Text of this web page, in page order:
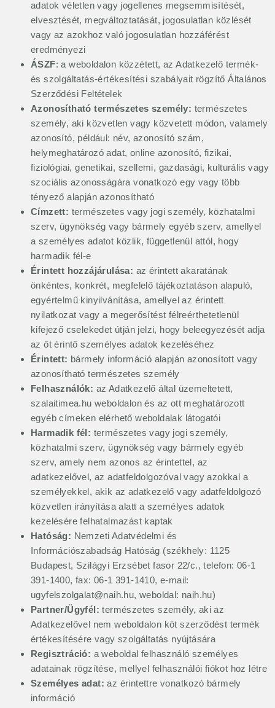
adatok véletlen vagy jogellenes megsemmisítését,
elvesztését, megváltoztatását, jogosulatlan közlését
vagy az azokhoz való jogosulatlan hozzáférést
eredményezi
ÁSZF: a weboldalon közzétett, az Adatkezelő termék-
és szolgáltatás-értékesítési szabályait rögzítő Általános
Szerződési Feltételek
Azonosítható természetes személy: természetes
személy, aki közvetlen vagy közvetett módon, valamely
azonosító, például: név, azonosító szám,
helymeghatározó adat, online azonosító, fizikai,
fiziológiai, genetikai, szellemi, gazdasági, kulturális vagy
szociális azonosságára vonatkozó egy vagy több
tényező alapján azonosítható
Címzett: természetes vagy jogi személy, közhatalmi
szerv, ügynökség vagy bármely egyéb szerv, amellyel
a személyes adatot közlik, függetlenül attól, hogy
harmadik fél-e
Érintett hozzájárulása: az érintett akaratának
önkéntes, konkrét, megfelelő tájékoztatáson alapuló,
egyértelmű kinyilvánítása, amellyel az érintett
nyilatkozat vagy a megerősítést félreérthetetlenül
kifejező cselekedet útján jelzi, hogy beleegyezését adja
az őt érintő személyes adatok kezeléséhez
Érintett: bármely információ alapján azonosított vagy
azonosítható természetes személy
Felhasználók: az Adatkezelő által üzemeltetett,
szalaitimea.hu weboldalon és az ott meghatározott
egyéb címeken elérhető weboldalak látogatói
Harmadik fél: természetes vagy jogi személy,
közhatalmi szerv, ügynökség vagy bármely egyéb
szerv, amely nem azonos az érintettel, az
adatkezelővel, az adatfeldolgozóval vagy azokkal a
személyekkel, akik az adatkezelő vagy adatfeldolgozó
közvetlen irányítása alatt a személyes adatok
kezelésére felhatalmazást kaptak
Hatóság: Nemzeti Adatvédelmi és
Információszabadság Hatóság (székhely: 1125
Budapest, Szilágyi Erzsébet fasor 22/c., telefon: 06-1
391-1400, fax: 06-1 391-1410, e-mail:
ugyfelszolgalat@naih.hu, weboldal: naih.hu)
Partner/Ügyfél: természetes személy, aki az
Adatkezelővel nem weboldalon köt szerződést termék
értékesítésére vagy szolgáltatás nyújtására
Regisztráció: a weboldal felhasználó személyes
adatainak rögzítése, mellyel felhasználói fiókot hoz létre
Személyes adat: az érintettre vonatkozó bármely
információ